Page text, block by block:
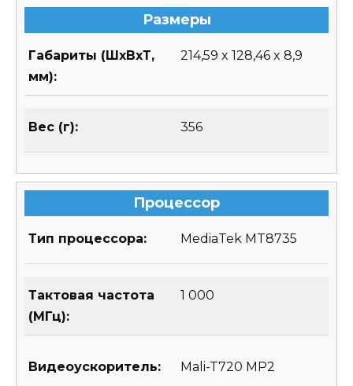
Размеры
Габариты (ШхВхТ,
мм):
214,59 x 128,46 x 8,9
Вес (г): 356
Процессор
Тип процессора: MediaTek MT8735
Тактовая частота
(МГц):
1 000
Видеоускоритель: Mali-T720 MP2